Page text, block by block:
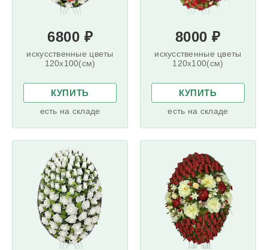
6800 ₽
искусственные цветы
120x100(см)
КУПИТЬ
есть на складе
8000 ₽
искусственные цветы
120x100(см)
КУПИТЬ
есть на складе